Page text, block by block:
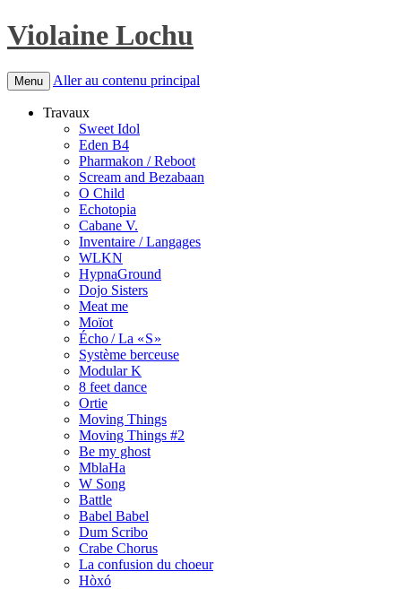
Violaine Lochu
Menu Aller au contenu principal
Travaux
Sweet Idol
Eden B4
Pharmakon / Reboot
Scream and Bezabaan
O Child
Echotopia
Cabane V.
Inventaire / Langages
WLKN
HypnaGround
Dojo Sisters
Meat me
Moïot
Écho / La « S »
Système berceuse
Modular K
8 feet dance
Ortie
Moving Things
Moving Things #2
Be my ghost
MblaHa
W Song
Battle
Babel Babel
Dum Scribo
Crabe Chorus
La confusion du choeur
Hòxó